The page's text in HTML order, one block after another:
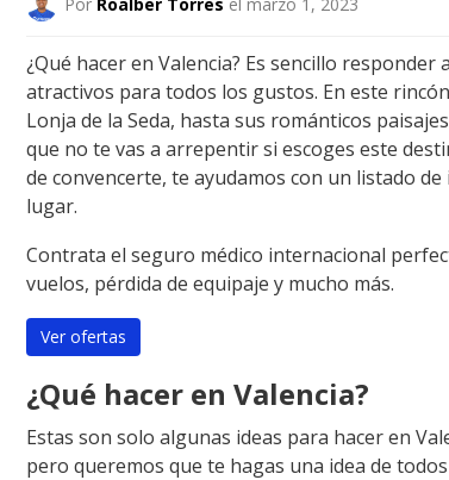
¿Qué hacer en Valencia? Es sencillo
atractivos para todos los gustos. En este
Lonja de la Seda, hasta sus románticos
que no te vas a arrepentir si escoges este
de convencerte, te ayudamos con un listado
lugar.
Contrata el seguro médico internacional
vuelos, pérdida de equipaje y mucho más.
Ver ofertas
¿Qué hacer en Valencia?
Estas son solo algunas ideas para hacer en
pero queremos que te hagas una idea de